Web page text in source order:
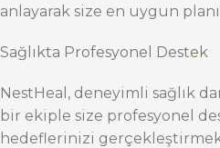
anlayarak size en uygun
Sağlıkta Profesyonel Destek
NestHeal, deneyimli sağlık
bir ekiple size profesyonel
hedeflerinizi